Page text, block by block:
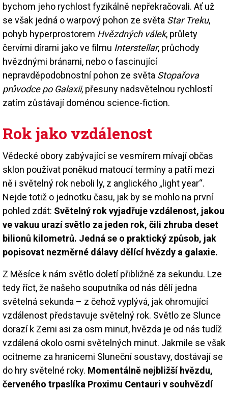
bychom jeho rychlost fyzikálně nepřekračovali. Ať už
se však jedná o warpový pohon ze světa Star Treku,
pohyb hyperprostorem Hvězdných válek, průlety
červími dírami jako ve filmu Interstellar, průchody
hvězdnými bránami, nebo o fascinující
nepravděpodobnostní pohon ze světa Stopařova
průvodce po Galaxii, přesuny nadsvětelnou rychlostí
zatím zůstávají doménou science-fiction.
Rok jako vzdálenost
Vědecké obory zabývající se vesmírem mívají občas
sklon používat poněkud matoucí termíny a patří mezi
ně i světelný rok neboli ly, z anglického „light year“.
Nejde totiž o jednotku času, jak by se mohlo na první
pohled zdát: Světelný rok vyjadřuje vzdálenost, jakou
ve vakuu urazí světlo za jeden rok, čili zhruba deset
bilionů kilometrů. Jedná se o praktický způsob, jak
popisovat nezměrné dálavy dělící hvězdy a galaxie.
Z Měsíce k nám světlo doletí přibližně za sekundu. Lze
tedy říct, že našeho souputníka od nás dělí jedna
světelná sekunda – z čehož vyplývá, jak ohromující
vzdálenost představuje světelný rok. Světlo ze Slunce
dorazí k Zemi asi za osm minut, hvězda je od nás tudíž
vzdálená okolo osmi světelných minut. Jakmile se však
ocitneme za hranicemi Sluneční soustavy, dostávají se
do hry světelné roky. Momentálně nejbližší hvězdu,
červeného trpaslíka Proximu Centauri v souhvězdí